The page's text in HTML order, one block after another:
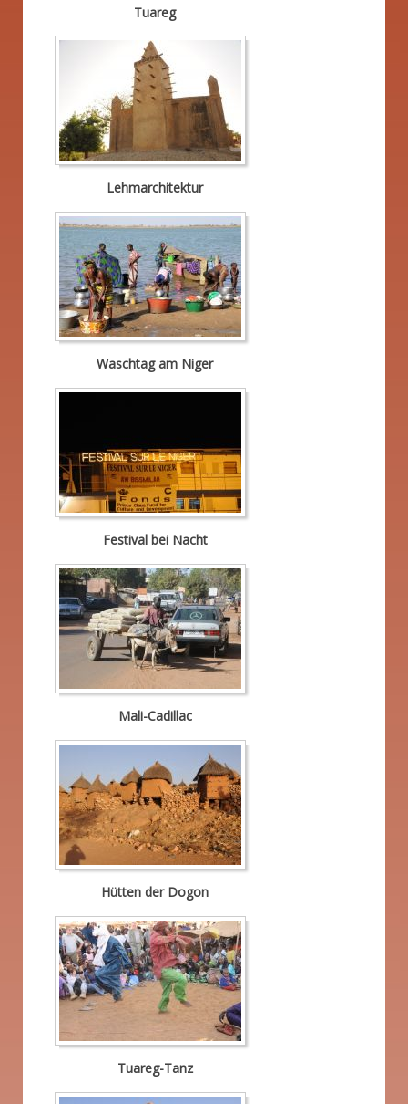
Tuareg
Lehmarchitektur
Waschtag am Niger
Festival bei Nacht
Mali-Cadillac
Hütten der Dogon
Tuareg-Tanz